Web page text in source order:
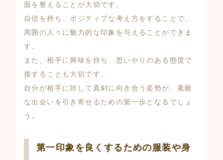
面を整えることが大切です。
自信を持ち、ポジティブな考え方をすることで、
周囲の人々に魅力的な印象を与えることができま
す。
また、相手に興味を持ち、思いやりのある態度で
接することも大切です。
自分が相手に対して真剣に向き合う姿勢が、素敵
な出会いを引き寄せるための第一歩となるでしょ
う。
第一印象を良くするための服装や身